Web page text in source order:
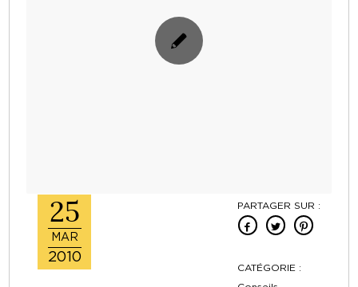
25
MAR
2010
PARTAGER SUR :
CATÉGORIE :